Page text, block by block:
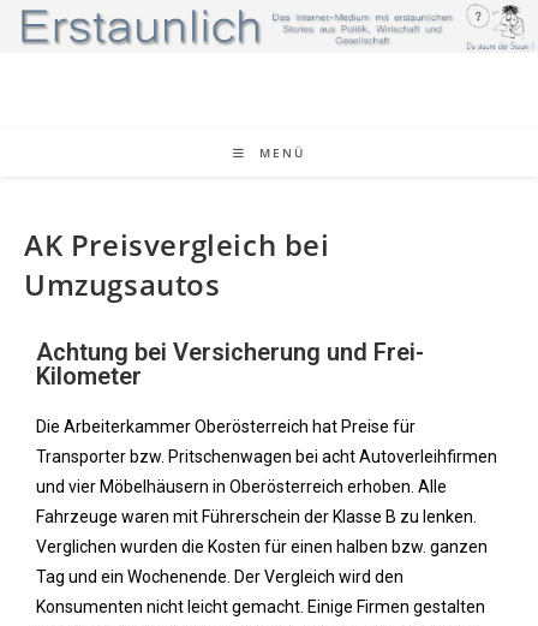
MENÜ
AK Preisvergleich bei
Umzugsautos
Achtung bei Versicherung und Frei-
Kilometer
Die Arbeiterkammer Oberösterreich hat Preise für
Transporter bzw. Pritschenwagen bei acht Autoverleihfirmen
und vier Möbelhäusern in Oberösterreich erhoben. Alle
Fahrzeuge waren mit Führerschein der Klasse B zu lenken.
Verglichen wurden die Kosten für einen halben bzw. ganzen
Tag und ein Wochenende. Der Vergleich wird den
Konsumenten nicht leicht gemacht. Einige Firmen gestalten